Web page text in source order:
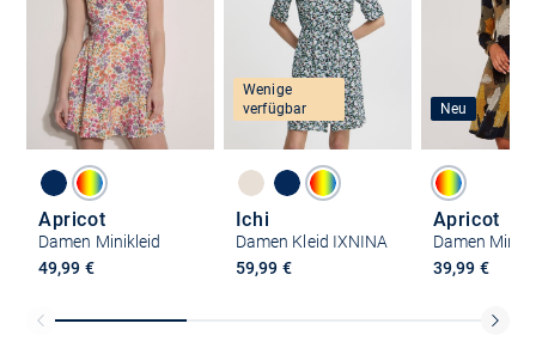
Apricot
Damen Minikleid
49,99 €
Wenige
verfügbar
Ichi
Damen Kleid IXNINA
59,99 €
Neu
Apricot
Damen
39,99 €